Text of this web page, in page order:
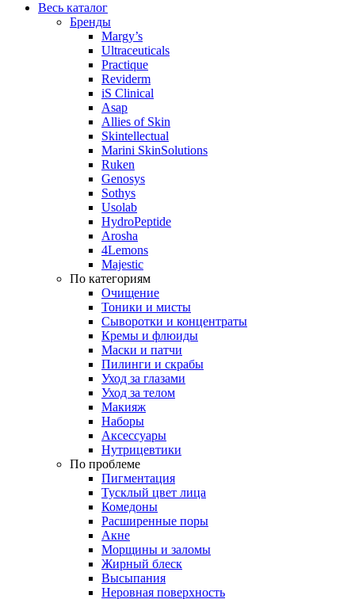
Весь каталог
Бренды
Margy’s
Ultraceuticals
Practique
Reviderm
iS Clinical
Asap
Allies of Skin
Skintellectual
Marini SkinSolutions
Ruken
Genosys
Sothys
Usolab
HydroPeptide
Arosha
4Lemons
Majestic
По категориям
Очищение
Тоники и мисты
Сыворотки и концентраты
Кремы и флюиды
Маски и патчи
Пилинги и скрабы
Уход за глазами
Уход за телом
Макияж
Наборы
Аксессуары
Нутрицевтики
По проблеме
Пигментация
Тусклый цвет лица
Комедоны
Расширенные поры
Акне
Морщины и заломы
Жирный блеск
Высыпания
Неровная поверхность